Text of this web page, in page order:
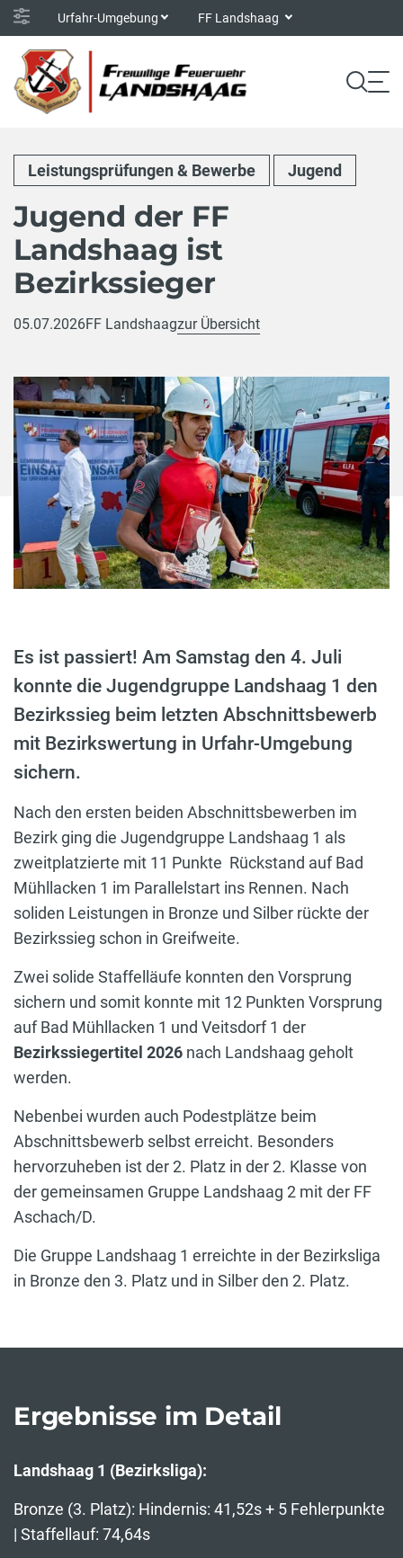
Urfahr-Umgebung FF Landshaag
Leistungsprüfungen & Bewerbe Jugend
Jugend der FF
Landshaag ist
Bezirkssieger
05.07.2026FF Landshaagzur Übersicht
Es ist passiert! Am Samstag den 4. Juli
konnte die Jugendgruppe Landshaag 1 den
Bezirkssieg beim letzten Abschnittsbewerb
mit Bezirkswertung in Urfahr-Umgebung
sichern.
Nach den ersten beiden Abschnittsbewerben im
Bezirk ging die Jugendgruppe Landshaag 1 als
zweitplatzierte mit 11 Punkte Rückstand auf Bad
Mühllacken 1 im Parallelstart ins Rennen. Nach
soliden Leistungen in Bronze und Silber rückte der
Bezirkssieg schon in Greifweite.
Zwei solide Staffelläufe konnten den Vorsprung
sichern und somit konnte mit 12 Punkten Vorsprung
auf Bad Mühllacken 1 und Veitsdorf 1 der
Bezirkssiegertitel 2026 nach Landshaag geholt
werden.
Nebenbei wurden auch Podestplätze beim
Abschnittsbewerb selbst erreicht. Besonders
hervorzuheben ist der 2. Platz in der 2. Klasse von
der gemeinsamen Gruppe Landshaag 2 mit der FF
Aschach/D.
Die Gruppe Landshaag 1 erreichte in der Bezirksliga
in Bronze den 3. Platz und in Silber den 2. Platz.
Ergebnisse im Detail
Landshaag 1 (Bezirksliga):
Bronze (3. Platz): Hindernis: 41,52s + 5 Fehlerpunkte
| Staffellauf: 74,64s